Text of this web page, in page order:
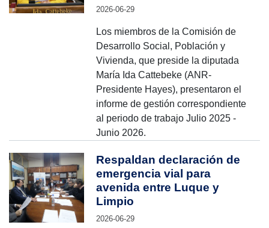
2026-06-29
Los miembros de la Comisión de
Desarrollo Social, Población y
Vivienda, que preside la diputada
María Ida Cattebeke (ANR-
Presidente Hayes), presentaron el
informe de gestión correspondiente
al periodo de trabajo Julio 2025 -
Junio 2026.
Respaldan declaración de
emergencia vial para
avenida entre Luque y
Limpio
2026-06-29